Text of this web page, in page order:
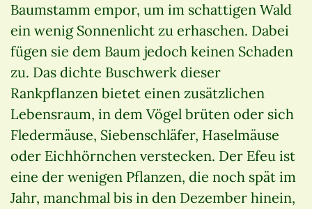
Baumstamm empor, um im schattigen Wald
ein wenig Sonnenlicht zu erhaschen. Dabei
fügen sie dem Baum jedoch keinen Schaden
zu. Das dichte Buschwerk dieser
Rankpflanzen bietet einen zusätzlichen
Lebensraum, in dem Vögel brüten oder sich
Fledermäuse, Siebenschläfer, Haselmäuse
oder Eichhörnchen verstecken. Der Efeu ist
eine der wenigen Pflanzen, die noch spät im
Jahr, manchmal bis in den Dezember hinein,